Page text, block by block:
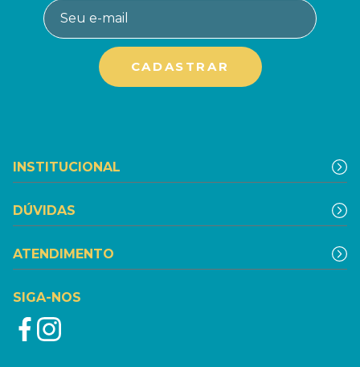
INSTITUCIONAL
DÚVIDAS
ATENDIMENTO
SIGA-NOS